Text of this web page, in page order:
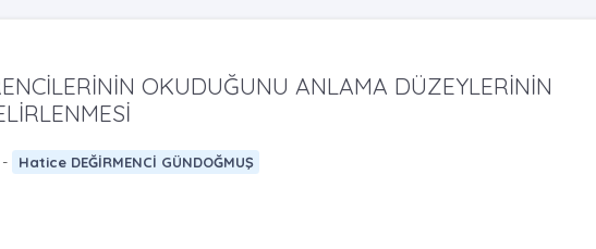
OKUDUĞUNU ANLAMA DÜZEYLERİNİN
- Hatice DEĞİRMENCİ GÜNDOĞMUŞ